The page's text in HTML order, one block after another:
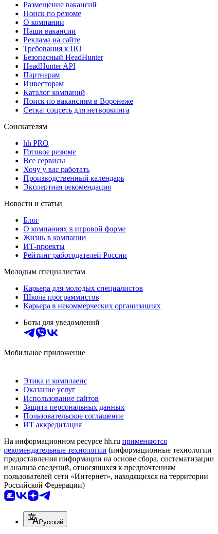
Размещение вакансий
Поиск по резюме
О компании
Наши вакансии
Реклама на сайте
Требования к ПО
Безопасный HeadHunter
HeadHunter API
Партнерам
Инвесторам
Каталог компаний
Поиск по вакансиям в Воронеже
Сетка: соцсеть для нетворкинга
Соискателям
hh PRO
Готовое резюме
Все сервисы
Хочу у вас работать
Производственный календарь
Экспертная рекомендация
Новости и статьи
Блог
О компаниях в игровой форме
Жизнь в компании
ИТ-проекты
Рейтинг работодателей России
Молодым специалистам
Карьера для молодых специалистов
Школа программистов
Карьера в некоммерческих организациях
Боты для уведомлений
Мобильное приложение
Этика и комплаенс
Оказание услуг
Использование сайтов
Защита персональных данных
Пользовательское соглашение
ИТ аккредитация
На информационном ресурсе hh.ru применяются
рекомендательные технологии (информационные технологии
предоставления информации на основе сбора, систематизации
и анализа сведений, относящихся к предпочтениям
пользователей сети «Интернет», находящихся на территории
Российской Федерации)
Русский